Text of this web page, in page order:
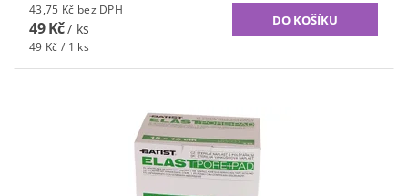
43,75 Kč bez DPH
49 Kč/ ks
49 Kč / 1 ks